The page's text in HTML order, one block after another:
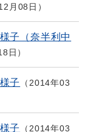
月08日
子（奈半利中
日
子
2014年03
子
2014年03